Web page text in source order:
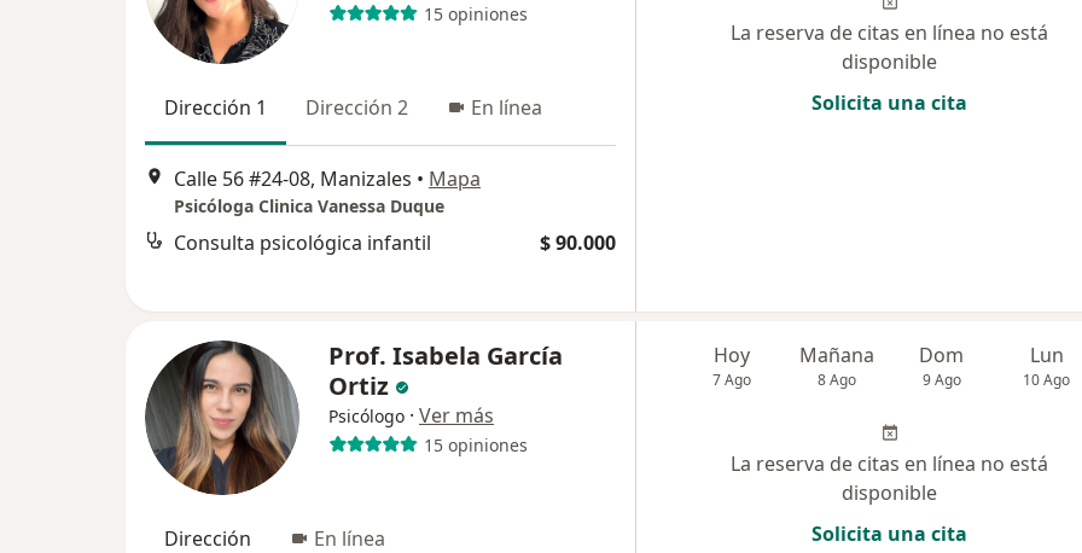
15 opiniones
Dirección 1 Dirección 2 En línea
Calle 56 #24-08, Manizales • Mapa
Psicóloga Clinica Vanessa Duque
Consulta psicológica infantil $ 90.000
La reserva de citas en línea no está
disponible
Solicita una cita
Prof. Isabela García
Ortiz
Psicólogo · Ver más
15 opiniones
Dirección En línea
Hoy
7 Ago
Mañana
8 Ago
Dom
9 Ago
Lun
10 Ago
La reserva de citas en línea no está
disponible
Solicita una cita